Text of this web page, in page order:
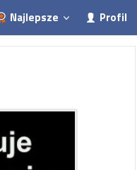
Najlepsze Profil